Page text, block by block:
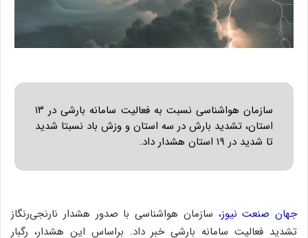
سازمان هواشناسی نسبت به فعالیت سامانه بارشی در ۱۳
استان، تشدید بارش در سه استان و وزش باد نسبتا شدید
تا شدید در ۱۹ استان هشدار داد.
جهان صنعت نیوز، سازمان هواشناسی با صدور هشدار نارنجی‌رنگاز
تشدید فعالیت سامانه بارشی خبر داد. براساس این هشدار، رگبار